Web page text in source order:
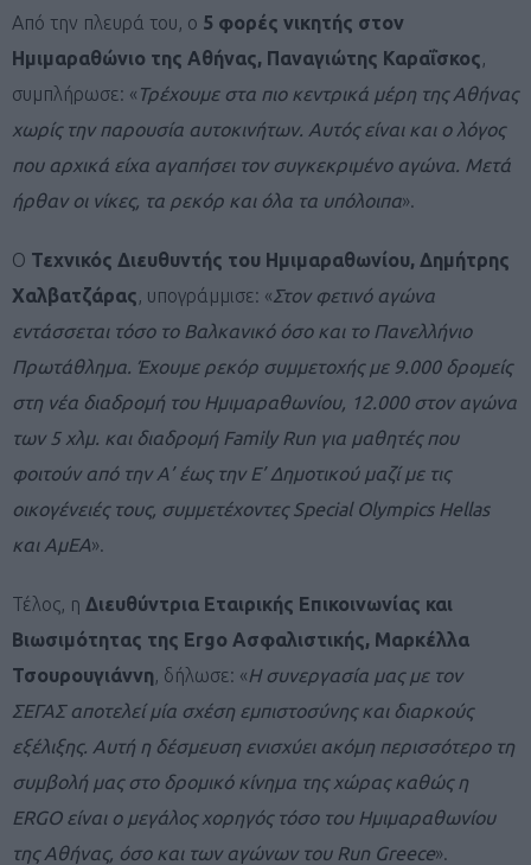
Από την πλευρά του, ο 5 φορές νικητής στον
Ημιμαραθώνιο της Αθήνας, Παναγιώτης Καραΐσκος,
συμπλήρωσε: « Τρέχουμε στα πιο κεντρικά μέρη της Αθήνας
χωρίς την παρουσία αυτοκινήτων. Αυτός είναι και ο λόγος
που αρχικά είχα αγαπήσει τον συγκεκριμένο αγώνα. Μετά
ήρθαν οι νίκες, τα ρεκόρ και όλα τα υπόλοιπα».
Ο Τεχνικός Διευθυντής του Ημιμαραθωνίου, Δημήτρης
Χαλβατζάρας, υπογράμμισε: «Στον φετινό αγώνα
εντάσσεται τόσο το Βαλκανικό όσο και το Πανελλήνιο
Πρωτάθλημα. Έχουμε ρεκόρ συμμετοχής με 9.000 δρομείς
στη νέα διαδρομή του Ημιμαραθωνίου, 12.000 στον αγώνα
των 5 χλμ. και διαδρομή Family Run για μαθητές που
φοιτούν από την Α’ έως την Ε’ Δημοτικού μαζί με τις
οικογένειές τους, συμμετέχοντες Special Olympics Hellas
και ΑμΕΑ».
Τέλος, η Διευθύντρια Εταιρικής Επικοινωνίας και
Βιωσιμότητας της Ergo Ασφαλιστικής, Μαρκέλλα
Τσουρουγιάννη, δήλωσε: «Η συνεργασία μας με τον
ΣΕΓΑΣ αποτελεί μία σχέση εμπιστοσύνης και διαρκούς
εξέλιξης. Αυτή η δέσμευση ενισχύει ακόμη περισσότερο τη
συμβολή μας στο δρομικό κίνημα της χώρας καθώς η
ERGO είναι ο μεγάλος χορηγός τόσο του Ημιμαραθωνίου
της Αθήνας, όσο και των αγώνων του Run Greece».